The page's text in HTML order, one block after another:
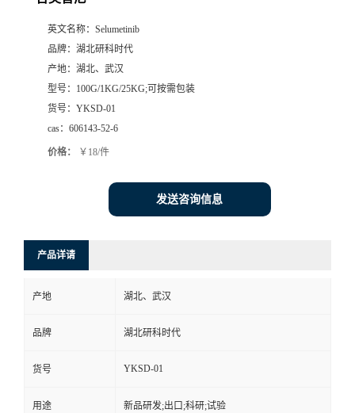
英文名称： Selumetinib
品牌： 湖北研科时代
产地： 湖北、武汉
型号： 100G/1KG/25KG;可按需包装
货号： YKSD-01
cas： 606143-52-6
价格： ￥18/件
发送咨询信息
产品详请
产地 湖北、武汉
品牌 湖北研科时代
货号 YKSD-01
用途 新品研发;出口;科研;试验